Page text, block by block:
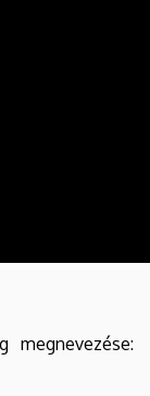
megnevezése: